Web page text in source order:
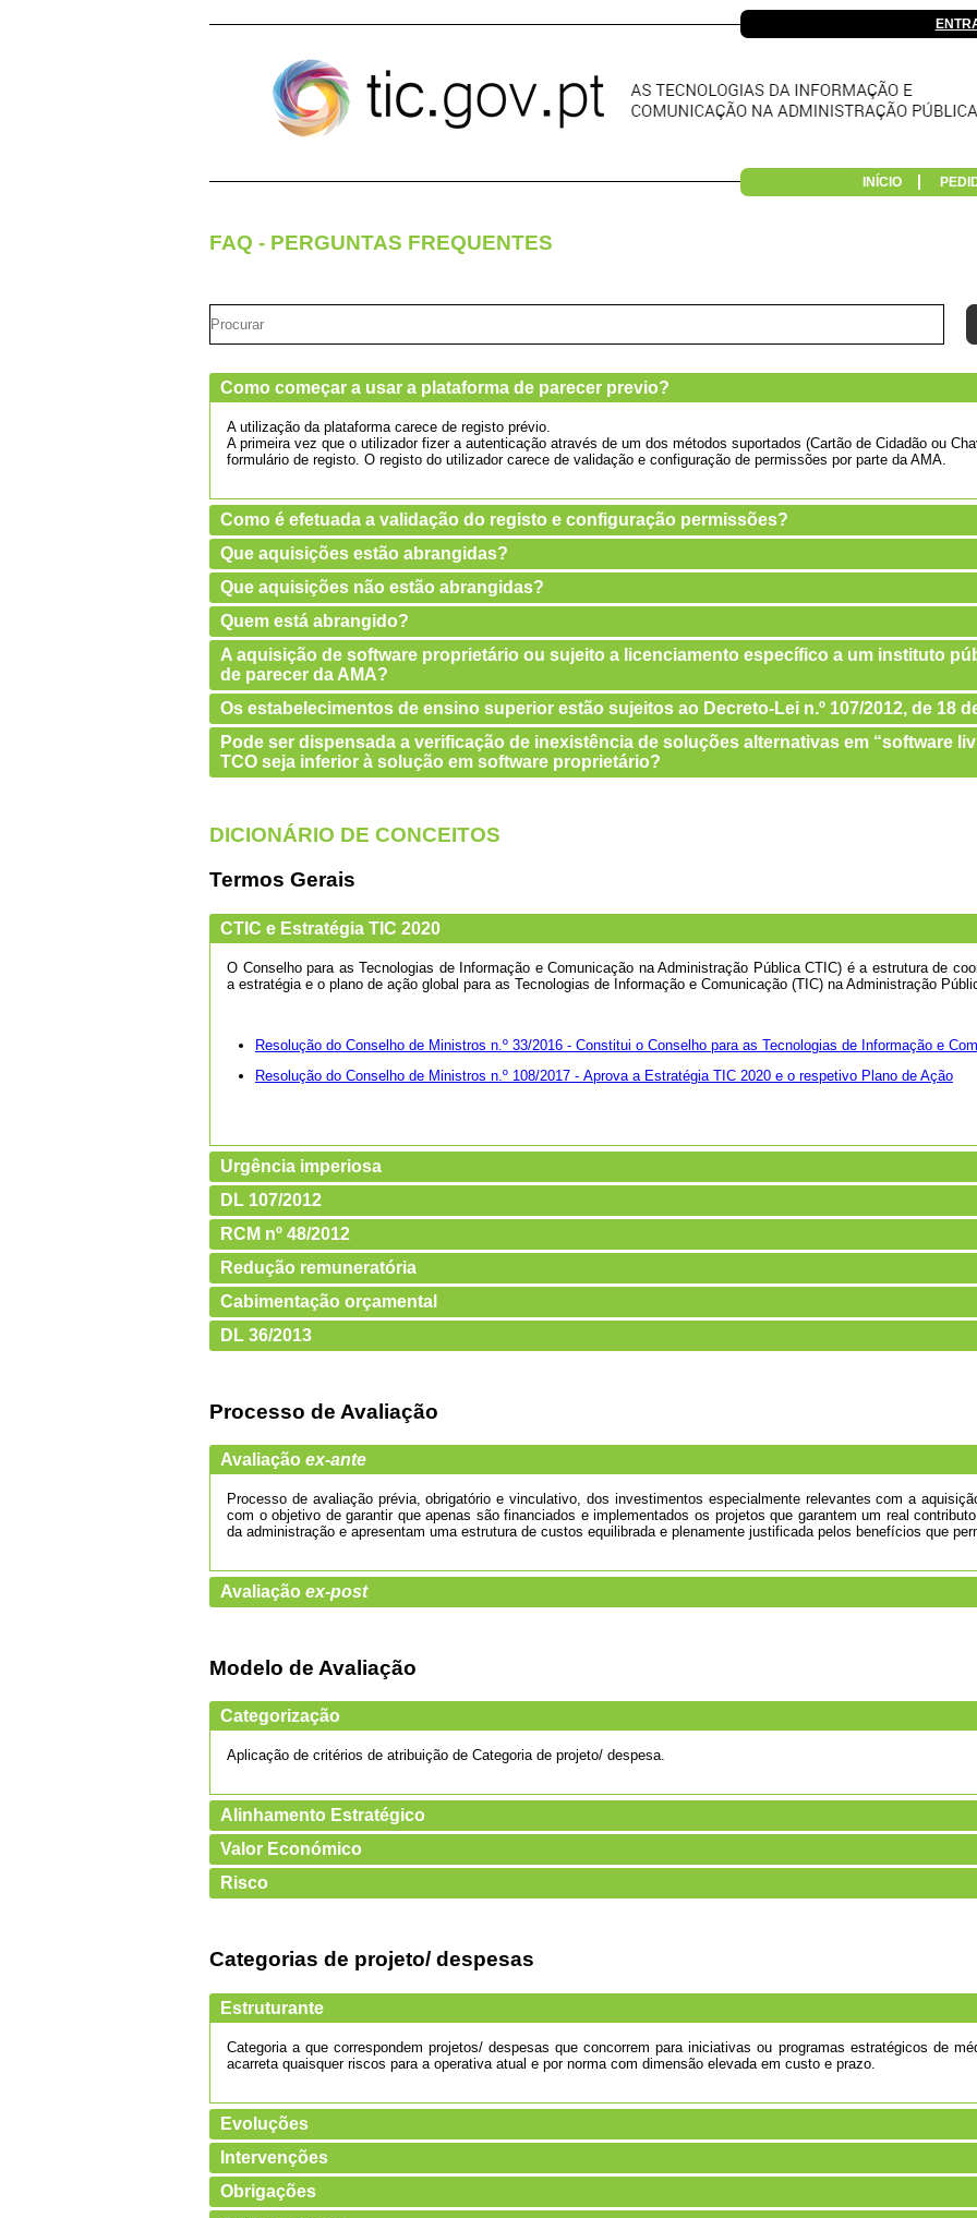
INÍCIO
FAQ - PERGUNTAS FREQUENTES
Como começar a usar a plataforma de parecer previo?
A utilização da plataforma carece de registo prévio.
A primeira vez que o utilizador fizer a autenticação através de um dos métodos suportados (Cartão de Cidadão ou
formulário de registo. O registo do utilizador carece de validação e configuração de permissões por parte da AMA.
Como é efetuada a validação do registo e configuração permissões?
Que aquisições estão abrangidas?
Que aquisições não estão abrangidas?
Quem está abrangido?
A aquisição de software proprietário ou sujeito a licenciamento específico a um instituto
de parecer da AMA?
Os estabelecimentos de ensino superior estão sujeitos ao Decreto-Lei n.º 107/2012, de 18
Pode ser dispensada a verificação de inexistência de soluções alternativas em “software
TCO seja inferior à solução em software proprietário?
DICIONÁRIO DE CONCEITOS
Termos Gerais
CTIC e Estratégia TIC 2020
O Conselho para as Tecnologias de Informação e Comunicação na Administração Pública CTIC) é a estrutura de
a estratégia e o plano de ação global para as Tecnologias de Informação e Comunicação (TIC) na Administração
Resolução do Conselho de Ministros n.º 33/2016 - Constitui o Conselho para as Tecnologias de Informação e
Resolução do Conselho de Ministros n.º 108/2017 - Aprova a Estratégia TIC 2020 e o respetivo Plano de Ação
Urgência imperiosa
DL 107/2012
RCM nº 48/2012
Redução remuneratória
Cabimentação orçamental
DL 36/2013
Processo de Avaliação
Avaliação ex-ante
Processo de avaliação prévia, obrigatório e vinculativo, dos investimentos especialmente relevantes com a
com o objetivo de garantir que apenas são financiados e implementados os projetos que garantem um real
da administração e apresentam uma estrutura de custos equilibrada e plenamente justificada pelos benefícios que
Avaliação ex-post
Modelo de Avaliação
Categorização
Aplicação de critérios de atribuição de Categoria de projeto/ despesa.
Alinhamento Estratégico
Valor Económico
Risco
Categorias de projeto/ despesas
Estruturante
Categoria a que correspondem projetos/ despesas que concorrem para iniciativas ou programas estratégicos de
acarreta quaisquer riscos para a operativa atual e por norma com dimensão elevada em custo e prazo.
Evoluções
Intervenções
Obrigações